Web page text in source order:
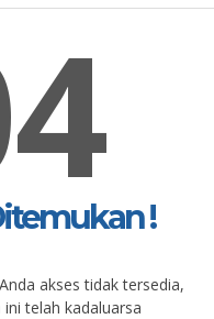
!
akses tidak tersedia,
telah kadaluarsa